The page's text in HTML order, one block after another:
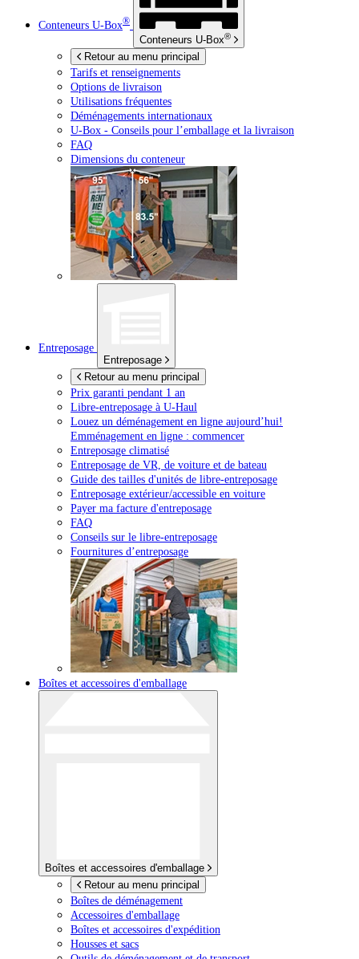
Conteneurs U-Box®
Conteneurs U-Box®
Retour au menu principal
Tarifs et renseignements
Options de livraison
Utilisations fréquentes
Déménagements internationaux
U-Box - Conseils pour l’emballage et la livraison
FAQ
Dimensions du conteneur
Entreposage
Entreposage
Retour au menu principal
Prix garanti pendant 1 an
Libre-entreposage à U-Haul
Louez un déménagement en ligne aujourd’hui!
Emménagement en ligne : commencer
Entreposage climatisé
Entreposage de VR, de voiture et de bateau
Guide des tailles d'unités de libre-entreposage
Entreposage extérieur/accessible en voiture
Payer ma facture d'entreposage
FAQ
Conseils sur le libre-entreposage
Fournitures d’entreposage
Boîtes et accessoires d'emballage
Boîtes et accessoires d'emballage
Retour au menu principal
Boîtes de déménagement
Accessoires d'emballage
Boîtes et accessoires d'expédition
Housses et sacs